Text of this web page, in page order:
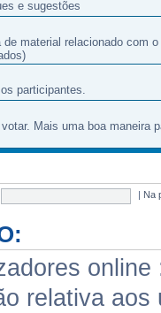
e sugestões
material relacionado com
participantes.
Mais uma boa maneira
Na
relativa